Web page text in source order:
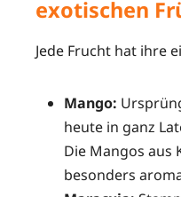
exotischen
Jede Frucht hat ihre
Mango:
heute in ganz
Die Mangos aus
besonders